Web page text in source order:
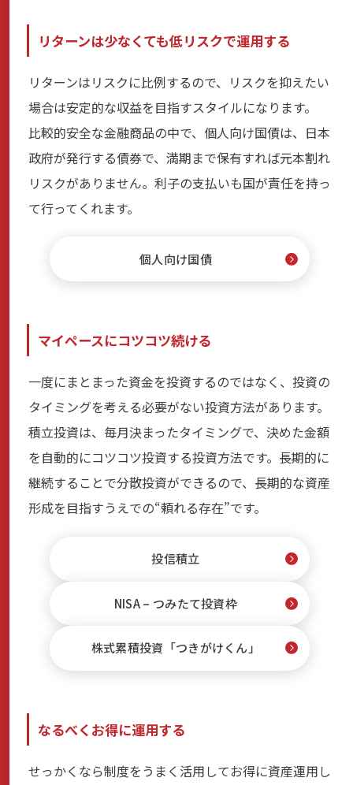
リターンは少なくても低リスクで運用する
リターンはリスクに比例するので、リスクを抑えたい
場合は安定的な収益を目指すスタイルになります。
比較的安全な金融商品の中で、個人向け国債は、日本
政府が発行する債券で、満期まで保有すれば元本割れ
リスクがありません。利子の支払いも国が責任を持っ
て行ってくれます。
個人向け国債
マイペースにコツコツ続ける
一度にまとまった資金を投資するのではなく、投資の
タイミングを考える必要がない投資方法があります。
積立投資は、毎月決まったタイミングで、決めた金額
を自動的にコツコツ投資する投資方法です。長期的に
継続することで分散投資ができるので、長期的な資産
形成を目指すうえでの“頼れる存在”です。
投信積立
NISA – つみたて投資枠
株式累積投資「つきがけくん」
なるべくお得に運用する
せっかくなら制度をうまく活用してお得に資産運用し